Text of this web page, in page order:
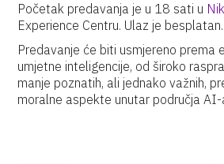
Početak predavanja je u 18 sati u
Experience Centru. Ulaz je besplatan.
Predavanje će biti usmjereno prema
umjetne inteligencije, od široko
manje poznatih, ali jednako važnih,
moralne aspekte unutar područja AI-